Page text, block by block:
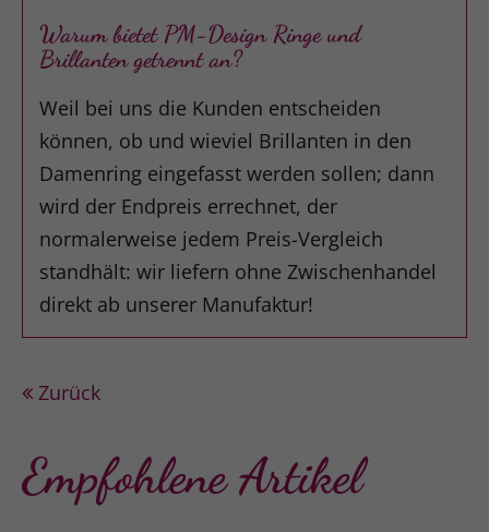
Warum bietet PM-Design Ringe und
Brillanten getrennt an?
Weil bei uns die Kunden entscheiden
können, ob und wieviel Brillanten in den
Damenring eingefasst werden sollen; dann
wird der Endpreis errechnet, der
normalerweise jedem Preis-Vergleich
standhält: wir liefern ohne Zwischenhandel
direkt ab unserer Manufaktur!
Zurück
Empfohlene Artikel